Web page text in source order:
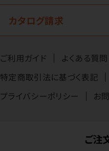
カタログ請求
ご利用ガイド よくある質問
特定商取引法に基づく表記
プライバシーポリシー
お
ご注